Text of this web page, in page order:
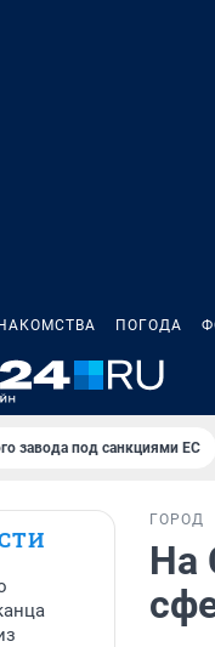
ПОГОДА
завода под санкциями ЕС
ГОРОД
На